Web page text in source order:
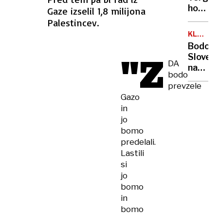
Gaze izselil 1,8 milijona
Palestincev.
"Z DA
bodo
prevzele
Gazo
in
jo
bomo
predelali.
Lastili
si
jo
bomo
in
bomo
v
šolah
Slovo
je
za
mlade
KLEMEN
Bodo
na